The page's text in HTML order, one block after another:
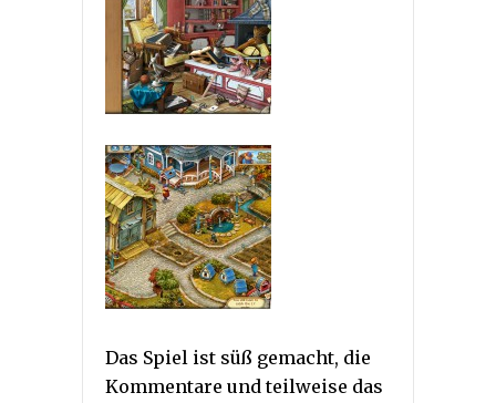
Das Spiel ist süß gemacht, die
Kommentare und teilweise das